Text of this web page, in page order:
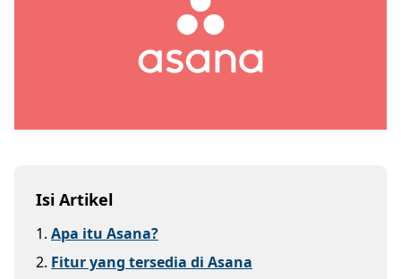
Isi Artikel
1. Apa itu Asana?
2. Fitur yang tersedia di Asana